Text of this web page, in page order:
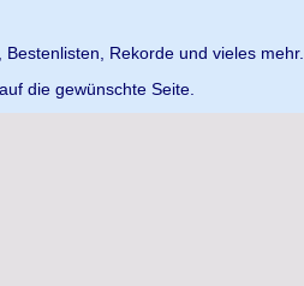
Rekorde und vieles mehr.
die gewünschte Seite.